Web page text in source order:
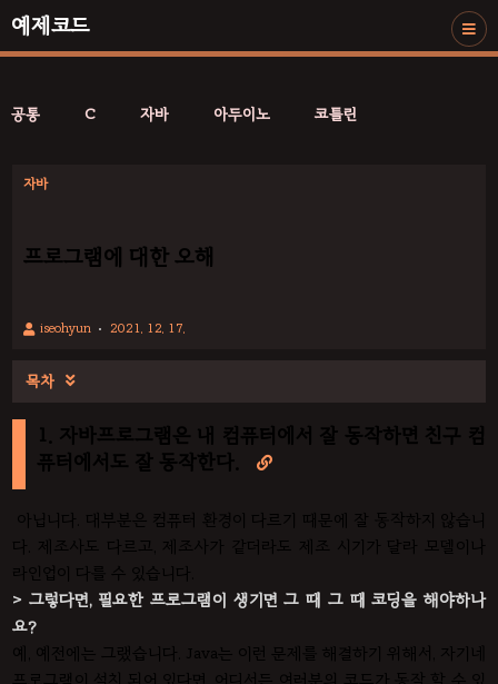
예제코드
공통 C 자바 아두이노 코틀린
자바
프로그램에 대한 오해
iseohyun 2021. 12. 17.
목차 
1. 자바프로그램은 내 컴퓨터에서 잘 동작하면 친구 컴
퓨터에서도 잘 동작한다.

아닙니다. 대부분은 컴퓨터 환경이 다르기 때문에 잘 동작하지 않습니
다. 제조사도 다르고, 제조사가 같더라도 제조 시기가 달라 모델이나
라인업이 다를 수 있습니다.
> 그렇다면, 필요한 프로그램이 생기면 그 때 그 때 코딩을 해야하나
요?
예, 예전에는 그랬습니다. Java는 이런 문제를 해결하기 위해서, 자기네
프로그램이 설치 되어 있다면, 어디서든 여러분의 코드가 동작 할 수 있